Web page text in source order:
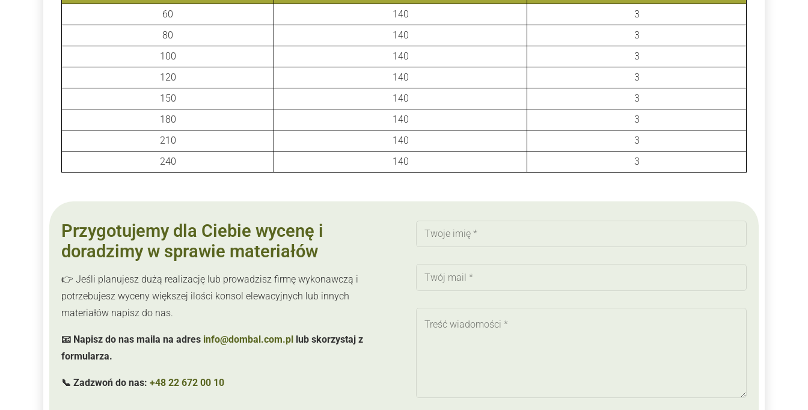
60
140
3
80
140
3
100
140
3
120
140
3
150
140
3
180
140
3
210
140
3
240
140 3
Przygotujemy dla Ciebie wycenę i
doradzimy w sprawie materiałów
👉 Jeśli planujesz dużą realizację lub prowadzisz firmę wykonawczą i
potrzebujesz wyceny większej ilości konsol elewacyjnych lub innych
materiałów napisz do nas.
📧 Napisz do nas maila na adres info@dombal.com.pl lub skorzystaj z
formularza.
📞 Zadzwoń do nas: +48 22 672 00 10